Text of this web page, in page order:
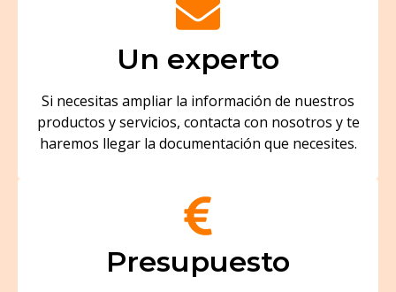
Un experto
Si necesitas ampliar la información de nuestros
productos y servicios, contacta con nosotros y te
haremos llegar la documentación que necesites.
Presupuesto